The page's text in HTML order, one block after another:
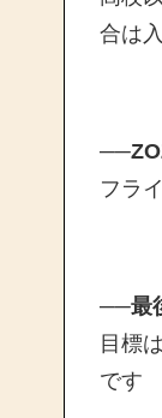
合は
フラ
──最
目標
です